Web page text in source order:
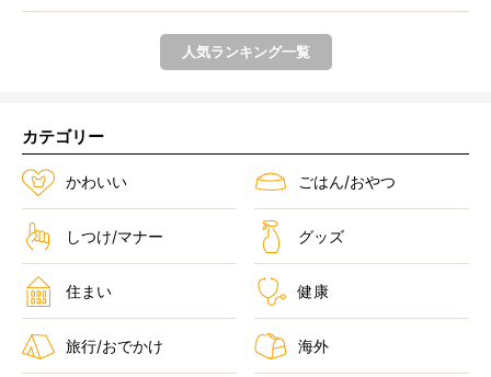
人気ランキング一覧
カテゴリー
かわいい ごはん/おやつ
しつけ/マナー グッズ
住まい 健康
旅行/おでかけ 海外